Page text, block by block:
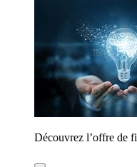
Découvrez l’offre de